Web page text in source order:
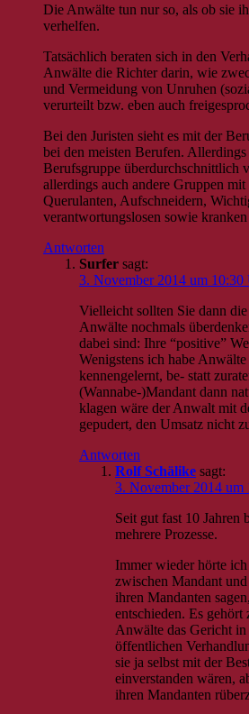
Die Anwälte tun nur so, als ob sie
verhelfen.
Tatsächlich beraten sich in den
Anwälte die Richter darin, wie
und Vermeidung von Unruhen
verurteilt bzw. eben auch
Bei den Juristen sieht es mit der
bei den meisten Berufen.
Berufsgruppe überdurchschnittlich
allerdings auch andere Gruppen
Querulanten, Aufschneidern,
verantwortungslosen sowie
Antworten
Surfer sagt:
3. November 2014 um 10:30
Vielleicht sollten Sie dann
Anwälte nochmals
dabei sind: Ihre “positive”
Wenigstens ich habe
kennengelernt, be- statt
(Wannabe-)Mandant dann
klagen wäre der Anwalt mit
gepudert, den Umsatz nicht
Antworten
Rolf Schälike sagt:
3. November 2014 um
Seit gut fast 10 Jahren
mehrere Prozesse.
Immer wieder hörte
zwischen Mandant
ihren Mandanten
entschieden. Es gehört
Anwälte das Gericht
öffentlichen
sie ja selbst mit der
einverstanden wären,
ihren Mandanten